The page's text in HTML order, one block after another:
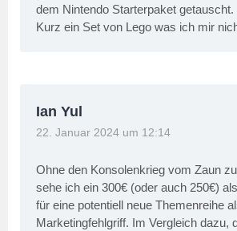
dem Nintendo Starterpaket getauscht.
Kurz ein Set von Lego was ich mir
Ian Yul
22. Januar 2024 um 12:14
Ohne den Konsolenkrieg vom Zaun
sehe ich ein 300€ (oder auch 250€)
für eine potentiell neue Themenreihe
Marketingfehlgriff. Im Vergleich dazu,